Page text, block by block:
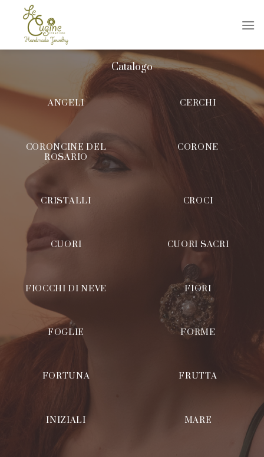
content
Catalogo
ANGELI CERCHI
CORONCINE DEL
ROSARIO
CORONE
CRISTALLI CROCI
CUORI CUORI SACRI
FIOCCHI DI NEVE FIORI
FOGLIE FORME
FORTUNA FRUTTA
INIZIALI MARE